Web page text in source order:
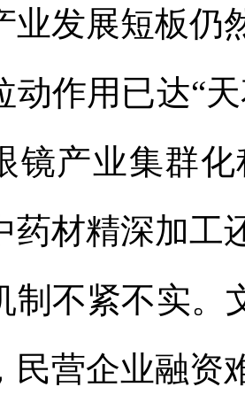
业发展短板仍
动作用已达“
镜产业集群
药材精深加工
制不紧不实。
民营企业融资